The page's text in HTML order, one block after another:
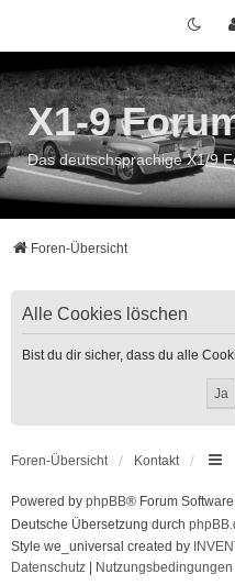
X1-9
Das deutschsprachige X1/9
Foren-Übersicht
Alle Cookies löschen
Bist du dir sicher, dass du alle
Foren-Übersicht Kontakt
Powered by phpBB® Forum
Deutsche Übersetzung durch
Style we_universal created by
Datenschutz
Nutzungsbedingungen